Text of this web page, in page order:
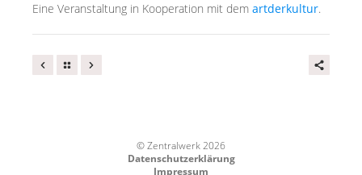
Eine Veranstaltung in Kooperation mit dem artderkultur.
© Zentralwerk 2026
Datenschutzerklärung
Impressum